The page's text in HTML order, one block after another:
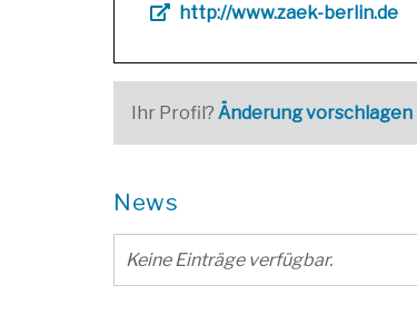
http://www.zaek-berlin.de
Ihr Profil? Änderung vorschlagen
News
Keine Einträge verfügbar.